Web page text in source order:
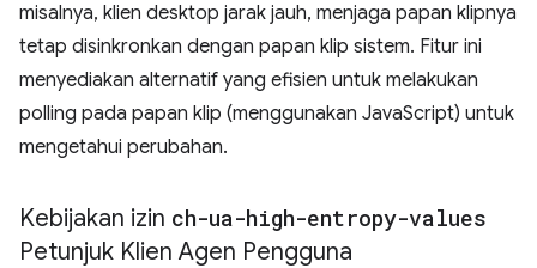
misalnya, klien desktop jarak jauh, menjaga papan klipnya
tetap disinkronkan dengan papan klip sistem. Fitur ini
menyediakan alternatif yang efisien untuk melakukan
polling pada papan klip (menggunakan JavaScript) untuk
mengetahui perubahan.
Kebijakan izin ch-ua-high-entropy-values
Petunjuk Klien Agen Pengguna